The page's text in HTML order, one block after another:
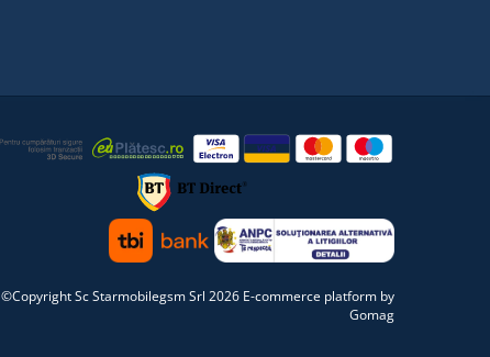
©Copyright Sc Starmobilegsm Srl 2026 E-commerce platform by
Gomag